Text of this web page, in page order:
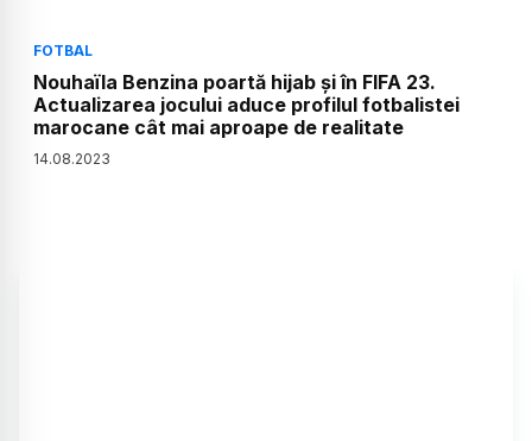
FOTBAL
Nouhaïla Benzina poartă hijab și în FIFA 23.
Actualizarea jocului aduce profilul fotbalistei
marocane cât mai aproape de realitate
14.08.2023